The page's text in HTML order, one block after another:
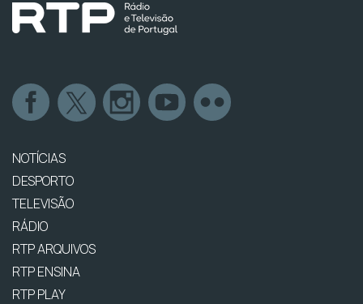
NOTÍCIAS
DESPORTO
TELEVISÃO
RÁDIO
RTP ARQUIVOS
RTP ENSINA
RTP PLAY